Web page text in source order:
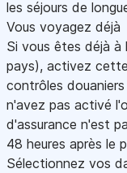
les séjours de
Vous voyagez déjà
Si vous êtes déjà à
pays), activez
contrôles
n'avez pas activé
d'assurance n'est
48 heures après le
Sélectionnez vos